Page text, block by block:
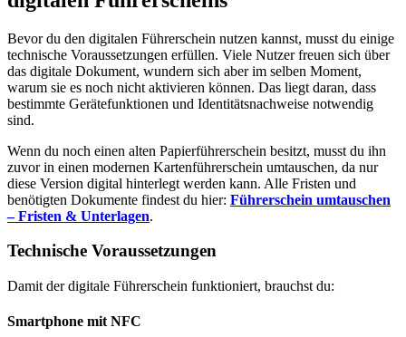
Bevor du den digitalen Führerschein nutzen kannst, musst du einige
technische Voraussetzungen erfüllen. Viele Nutzer freuen sich über
das digitale Dokument, wundern sich aber im selben Moment,
warum sie es noch nicht aktivieren können. Das liegt daran, dass
bestimmte Gerätefunktionen und Identitätsnachweise notwendig
sind.
Wenn du noch einen alten Papierführerschein besitzt, musst du ihn
zuvor in einen modernen Kartenführerschein umtauschen, da nur
diese Version digital hinterlegt werden kann. Alle Fristen und
benötigten Dokumente findest du hier: Führerschein umtauschen
– Fristen & Unterlagen.
Technische Voraussetzungen
Damit der digitale Führerschein funktioniert, brauchst du:
Smartphone mit NFC